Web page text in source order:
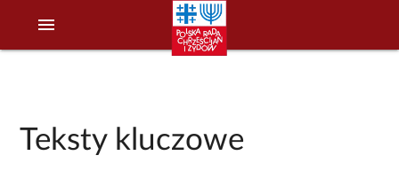
menu
Teksty kluczowe